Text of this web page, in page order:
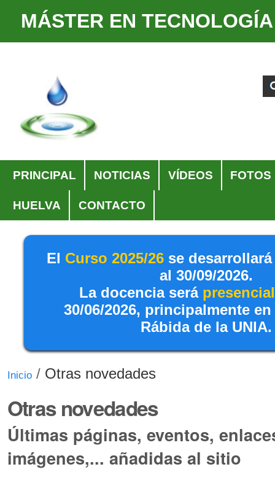
MÁSTER EN
contenido.
Saltar
Búsqueda
Avanzada…
PRINCIPAL NOTICIAS VÍDEOS FOTOS
HUELVA CONTACTO
El Curso 2025/26 se desarrollará
al 30/09/2026.
La docencia será presencial
30/06/2026, principalmente
Rábida de la UNIA.
Inicio / Otras novedades
Otras novedades
Últimas páginas, eventos,
imágenes,... añadidas al sitio